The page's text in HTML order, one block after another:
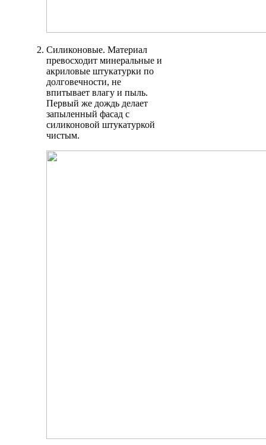
Силиконовые. Материал
превосходит минеральные и
акриловые штукатурки по
долговечности, не
впитывает влагу и пыль.
Первый же дождь делает
запыленный фасад с
силиконовой штукатуркой
чистым.